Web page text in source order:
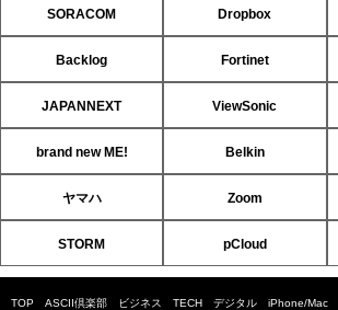
SORACOM Dropbox
Backlog Fortinet
JAPANNEXT ViewSonic
brand new ME! Belkin
ヤマハ Zoom
STORM pCloud
TOP ASCII倶楽部 ビジネス TECH デジタル iPhone/Mac